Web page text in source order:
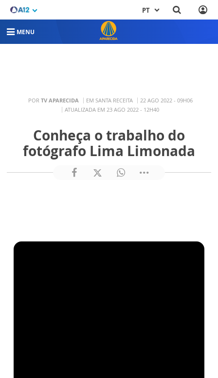
PT
MENU
POR TV APARECIDA EM SANTA RECEITA
22 AGO 2022 - 09H06
ATUALIZADA EM 23 AGO 2022 - 12H40
Conheça o trabalho do
fotógrafo Lima Limonada